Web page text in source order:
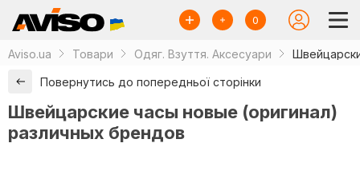
0
Aviso.ua Товари Одяг. Взуття. Аксесуари
Повернутись до попередньої сторінки
Швейцарские часы новые (оригинал)
различных брендов